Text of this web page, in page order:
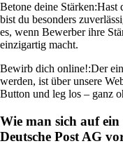
Betone deine Stärken:Hast
bist du besonders
es, wenn Bewerber ihre
einzigartig macht.
Bewirb dich online!:Der
werden, ist über unsere
Button und leg los – ganz
Wie man sich auf ein
Deutsche Post AG